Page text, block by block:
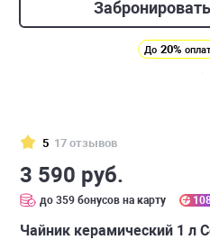
Забронировать
До 20%
5 17 отзывов
3 590 руб.
до 359 бонусов на карту
Чайник керамический 1 л